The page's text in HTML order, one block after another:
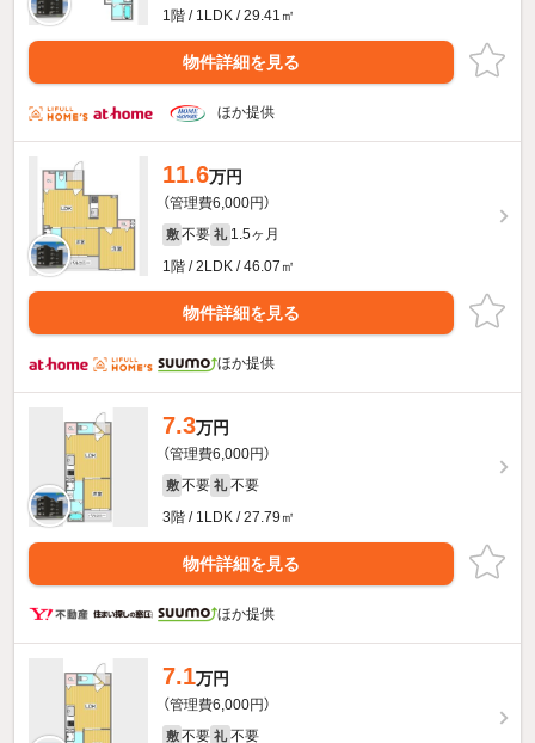
1階 / 1LDK / 29.41㎡
物件詳細を見る
ほか提供
11.6万円
（管理費6,000円）
敷 不要 礼 1.5ヶ月
1階 / 2LDK / 46.07㎡
物件詳細を見る
ほか提供
7.3万円
（管理費6,000円）
敷 不要 礼 不要
3階 / 1LDK / 27.79㎡
物件詳細を見る
ほか提供
7.1万円
（管理費6,000円）
敷 不要 礼 不要